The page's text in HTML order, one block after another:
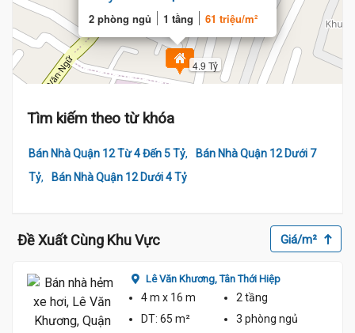
4.9 Tỷ
2 phòng ngủ 1 tầng 61 triệu/m²
Tìm kiếm theo từ khóa
Bán Nhà Quận 12 Từ 4 Đến 5 Tỷ,
Bán Nhà Quận 12 Dưới 7
Tỷ, Bán Nhà Quận 12 Dưới 4 Tỷ
Đề Xuất Cùng Khu Vực Giá/m²
Lê Văn Khương,Tân Thới Hiệp
4 m x 16 m
2 tầng
DT: 65 m² 3 phòng ngủ